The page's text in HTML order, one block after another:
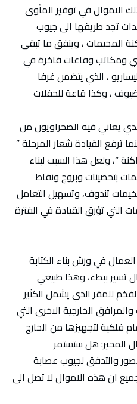
الاموال في توفير المأوى
تجد طريقها الى جيوب
المخيمات ، وينفق ما تبقى
ومكاتب وقاعات فاخرة في
، الذي يتضمن غرفا
، وكذا قاعة للحفلات
يعاني فيه الصحراويون من
ترفع القيادة شعار المرحلة ”
“، ولعل هذا السبب لبناء
بتحصينات وبروج ونقاط
تندوف، وتسهيل التعامل
التي تؤرق القيادة في الفترة
في ورش بناء الكتابة
تسير ببطء، وهذا طبيعي
للمقر الذي يشمل الكثير
الخارجية الاخرى التي
فلكية لتجهيزها من الخارج
المحير: هل ستستمر
والتدفق لجيوب عصابة
ان هذه الاموال لا تصل الى